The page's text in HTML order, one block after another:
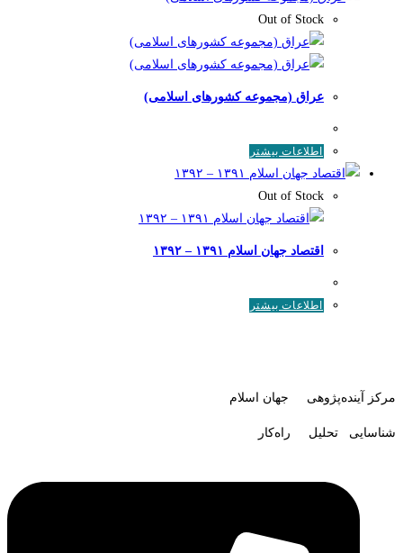
Out of Stock
عراق (مجموعه کشورهای اسلامی)
اطلاعات بیشتر
Out of Stock
اقتصاد جهان اسلام ۱۳۹۱ – ۱۳۹۲
اطلاعات بیشتر
مرکز آینده‌پژوهی جهان اسلام
شناسایی تحلیل راه‌کار